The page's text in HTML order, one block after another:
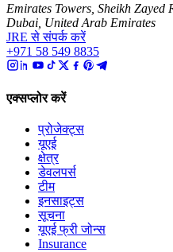
Emirates Towers, Sheikh Zayed
Dubai, United Arab Emirates
JRE से संपर्क करें
+971 58 549 8835
एक्सप्लोर करें
प्रोजेक्ट्स
यूएई
क्षेत्र
डेवलपर्स
टीम
इनसाइट्स
सूचना
यूएई फ्री जोन्स
Insurance